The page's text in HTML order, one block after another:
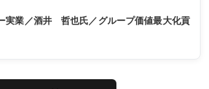
実業／酒井 哲也氏／グループ価値最大化貢